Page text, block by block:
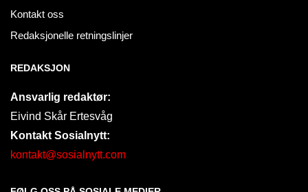
Kontakt oss
Redaksjonelle retningslinjer
REDAKSJON
Ansvarlig redaktør:
Eivind Skår Ertesvåg
Kontakt Sosialnytt:
kontakt@sosialnytt.com